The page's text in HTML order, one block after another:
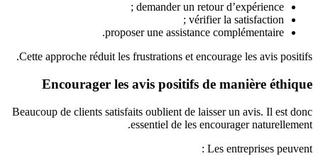
demander un retour d’expérience ;
vérifier la satisfaction ;
proposer une assistance complémentaire.
Cette approche réduit les frustrations et encourage les avis positifs.
Encourager les avis positifs de manière éthique
Beaucoup de clients satisfaits oublient de laisser un avis. Il est donc
essentiel de les encourager naturellement.
Les entreprises peuvent :